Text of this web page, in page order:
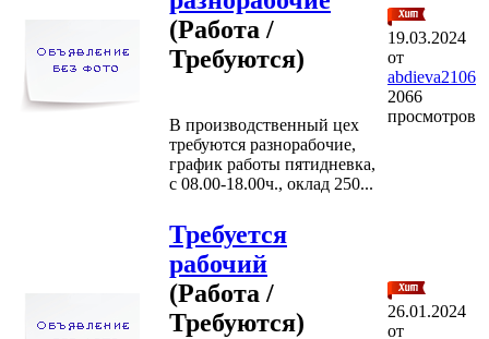
(Работа /
Требуются)
В производственный цех
требуются разнорабочие,
график работы пятидневка,
с 08.00-18.00ч., оклад 250...
19.03.2024
от
abdieva2106
2066
просмотров
Требуется
рабочий
(Работа /
Требуются)
26.01.2024
от